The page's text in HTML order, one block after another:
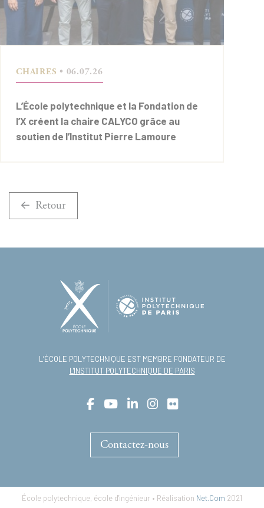
CHAIRES • 06.07.26
L’École polytechnique et la Fondation de
l’X créent la chaire CALYCO grâce au
soutien de l’Institut Pierre Lamoure
Retour
L’ÉCOLE POLYTECHNIQUE EST MEMBRE FONDATEUR DE
L'INSTITUT POLYTECHNIQUE DE PARIS
Contactez-nous
École polytechnique, école d'ingénieur • Réalisation Net.Com 2021